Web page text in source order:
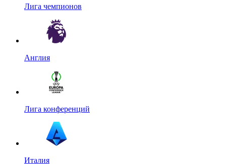
Лига чемпионов
Англия
Лига конференций
Италия